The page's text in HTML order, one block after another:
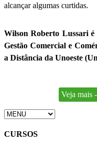
alcançar algumas curtidas.
Wilson Roberto Lussari
Gestão Comercial e
a Distância da Unoeste
Veja mais
CURSOS